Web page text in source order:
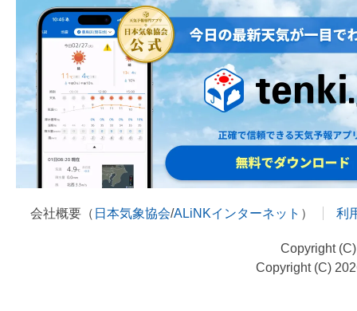
会社概要（ 日本気象協会/ALiNKインターネット ） 利
Copyright
Copyright (C)